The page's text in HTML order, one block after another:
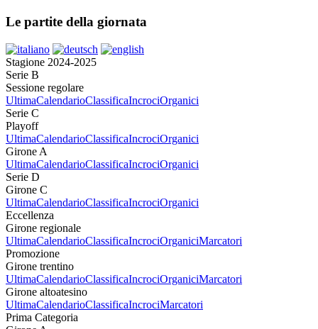
Le partite della giornata
Stagione 2024-2025
Serie B
Sessione regolare
UltimaCalendarioClassificaIncrociOrganici
Serie C
Playoff
UltimaCalendarioClassificaIncrociOrganici
Girone A
UltimaCalendarioClassificaIncrociOrganici
Serie D
Girone C
UltimaCalendarioClassificaIncrociOrganici
Eccellenza
Girone regionale
UltimaCalendarioClassificaIncrociOrganiciMarcatori
Promozione
Girone trentino
UltimaCalendarioClassificaIncrociOrganiciMarcatori
Girone altoatesino
UltimaCalendarioClassificaIncrociMarcatori
Prima Categoria